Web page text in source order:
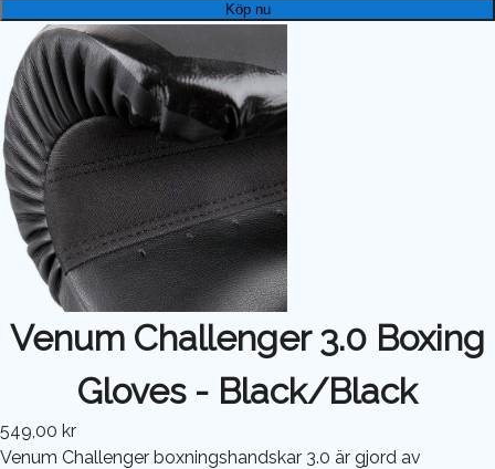
Köp nu
Venum Challenger 3.0 Boxing
Gloves - Black/Black
549,00 kr
Venum Challenger boxningshandskar 3.0 är gjord av